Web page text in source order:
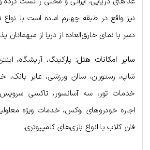
نیز واقع در طبقه چهارم اماده است با
دسر با نمای خارق‌العاده از دریا از میهمانان
سایر امکانات هتل: پارکینگ، آرایشگاه،
شاپ، رستوران، سالن ورزشی، عابر بانک،
خدمات تور، سه آسانسور، تاکسی
اجاره خودروهای لوکس، خدمات ویژه
فان کلاب با انواع بازی‌های کامپیوتری.